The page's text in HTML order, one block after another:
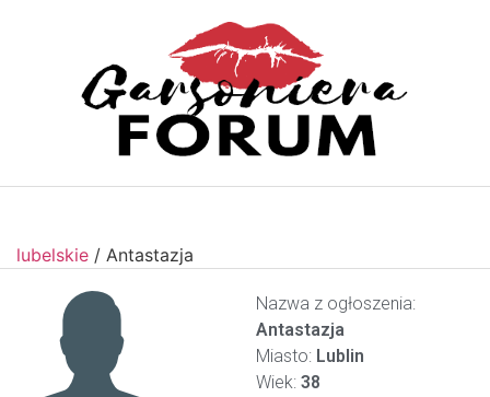
lubelskie / Antastazja
Nazwa z ogłoszenia:
Antastazja
Miasto: Lublin
Wiek: 38